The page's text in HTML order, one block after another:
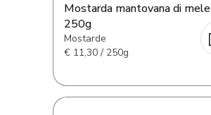
Mostarda mantovana di mele
250g
Mostarde
€ 11,30 / 250g